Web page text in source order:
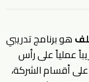
هو برنامج تدريبي
عملياً على رأس
أقسام الشركة،